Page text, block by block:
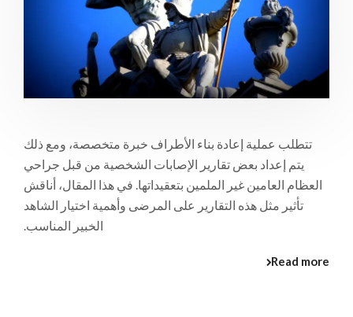
تتطلب عملية إعادة بناء الأطراف خبرة متخصصة، ومع ذلك
يتم إعداد بعض تقارير الإصابات الشخصية من قبل جراحي
العظام العامين غير الملمين بتعقيداتها. في هذا المقال، أناقش
تأثير مثل هذه التقارير على المرضى وأهمية اختيار الشاهد
الخبير المناسب.
Read more